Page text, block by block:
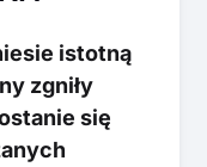
istotną
zgniły
się